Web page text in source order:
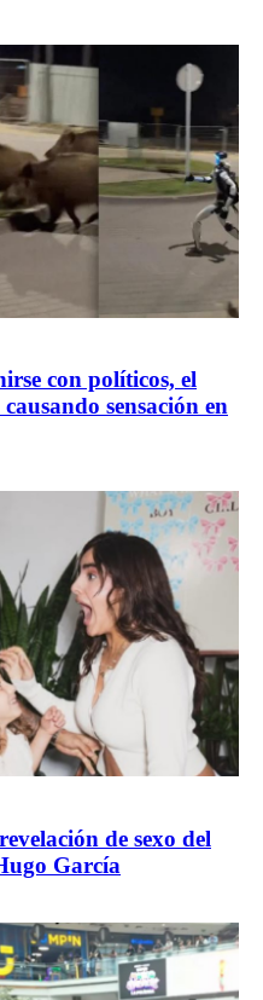
con políticos, el
sensación en
de sexo del
García